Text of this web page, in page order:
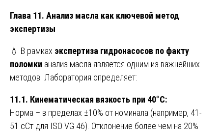
Глава 11. Анализ масла как ключевой метод
экспертизы
💧 В рамках экспертиза гидронасосов по факту
поломки анализ масла является одним из важнейших
методов. Лаборатория определяет:
11.1. Кинематическая вязкость при 40°C:
Норма – в пределах ±10% от номинала (например, 41-
51 сСт для ISO VG 46). Отклонение более чем на 20%